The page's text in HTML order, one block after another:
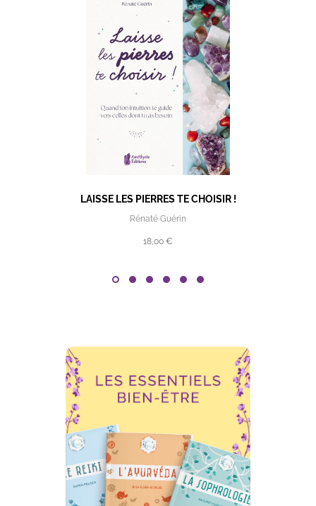
LAISSE LES PIERRES TE CHOISIR !
Rénaté Guérin
18,00 €